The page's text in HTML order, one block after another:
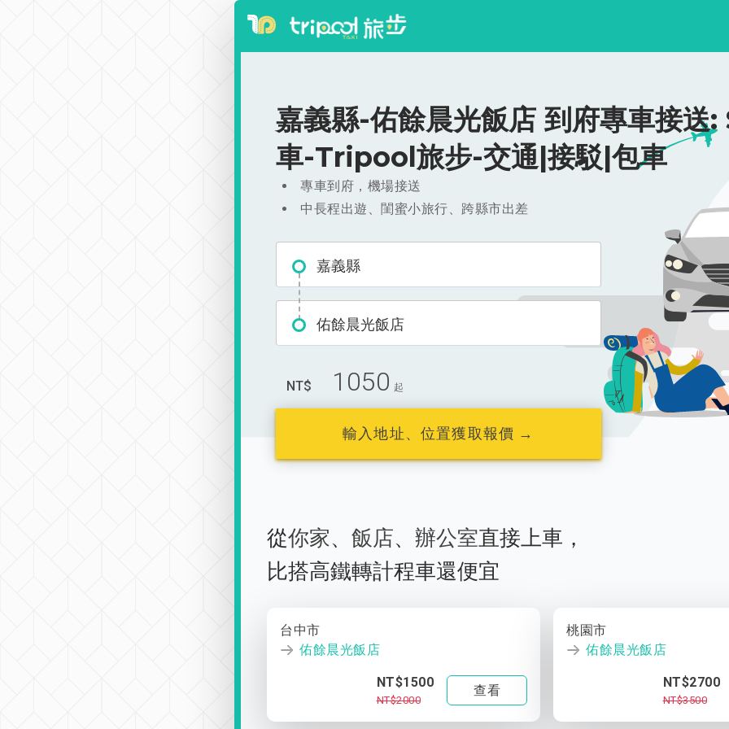
嘉義縣-佑餘晨光飯店 到府專車接送
車-Tripool旅步-交通|接駁|包車
專車到府，機場接送
中長程出遊、閨蜜小旅行、跨縣市出差
嘉義縣
佑餘晨光飯店
NT$ 1050 起
輸入地址、位置獲取報價 →
從你家、 飯店、 辦公室直接上車，
比搭高鐵轉計程車還便宜
台中市
佑餘晨光飯店
NT$1500
NT$2000
查看
桃園市
佑餘晨光飯店
NT$2700
NT$3500